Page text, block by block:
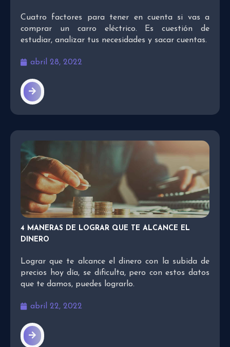
Cuatro factores para tener en cuenta si vas a
comprar un carro eléctrico. Es cuestión de
estudiar, analizar tus necesidades y sacar cuentas.
abril 28, 2022
4 MANERAS DE LOGRAR QUE TE ALCANCE EL
DINERO
Lograr que te alcance el dinero con la subida de
precios hoy día, se dificulta, pero con estos datos
que te damos, puedes lograrlo.
abril 22, 2022